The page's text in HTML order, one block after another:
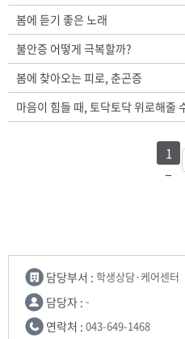
봄에 듣기 좋은 노래
불안증 어떻게 극복할까?
봄에 찾아오는 피로, 춘곤증
1
담당부서 : 학생상담·케어센터
담당자 : -
연락처 : 043-649-1468